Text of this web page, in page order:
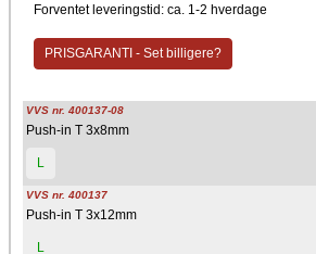
Forventet leveringstid: ca. 1-2 hverdage
PRISGARANTI - Set billigere?
VVS nr. 400137-08
Push-in T 3x8mm
L
VVS nr. 400137
Push-in T 3x12mm
L